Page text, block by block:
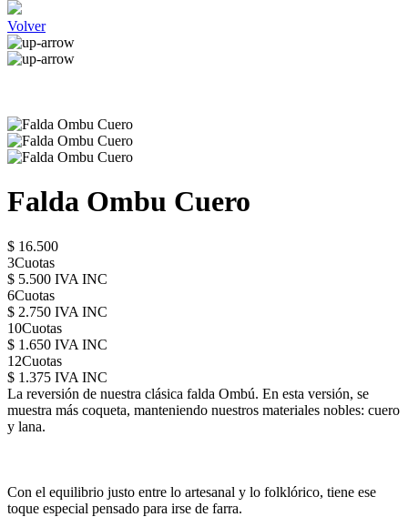
Volver
Falda Ombu Cuero
$ 16.500
3Cuotas
$ 5.500 IVA INC
6Cuotas
$ 2.750 IVA INC
10Cuotas
$ 1.650 IVA INC
12Cuotas
$ 1.375 IVA INC
La reversión de nuestra clásica falda Ombú. En esta versión, se
muestra más coqueta, manteniendo nuestros materiales nobles: cuero
y lana.
Con el equilibrio justo entre lo artesanal y lo folklórico, tiene ese
toque especial pensado para irse de farra.